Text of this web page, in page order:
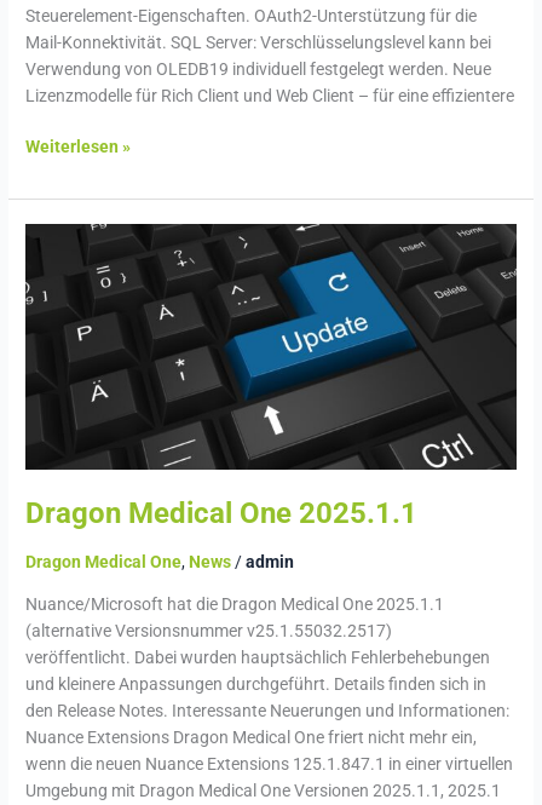
Steuerelement-Eigenschaften. OAuth2-Unterstützung für die
Mail-Konnektivität. SQL Server: Verschlüsselungslevel kann bei
Verwendung von OLEDB19 individuell festgelegt werden. Neue
Lizenzmodelle für Rich Client und Web Client – für eine effizientere
Weiterlesen »
Dragon Medical One 2025.1.1
Dragon Medical One,News /admin
Nuance/Microsoft hat die Dragon Medical One 2025.1.1
(alternative Versionsnummer v25.1.55032.2517)
veröffentlicht. Dabei wurden hauptsächlich Fehlerbehebungen
und kleinere Anpassungen durchgeführt. Details finden sich in
den Release Notes. Interessante Neuerungen und Informationen:
Nuance Extensions Dragon Medical One friert nicht mehr ein,
wenn die neuen Nuance Extensions 125.1.847.1 in einer virtuellen
Umgebung mit Dragon Medical One Versionen 2025.1.1, 2025.1
Dragon
Medical
One
2025.1.1